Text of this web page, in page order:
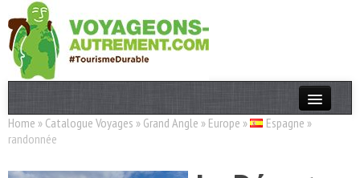
Actualités
Home » Catalogue Voyages » Grand Angle » Europe » Espagne »
randonnée